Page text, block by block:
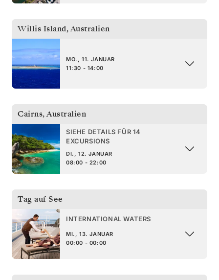
Willis Island,Australien
MO., 11. JANUAR
11:30 - 14:00
Cairns,Australien
SIEHE DETAILS FÜR 14
EXCURSIONS
DI., 12. JANUAR
08:00 - 22:00
Tag auf See
INTERNATIONAL WATERS
MI., 13. JANUAR
00:00 - 00:00